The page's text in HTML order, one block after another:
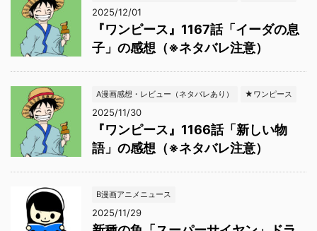
2025/12/01
『ワンピース』1167話「イーダの息
子」の感想（※ネタバレ注意）
A漫画感想・レビュー（ネタバレあり） ★ワンピース
2025/11/30
『ワンピース』1166話「新しい物
語」の感想（※ネタバレ注意）
B漫画アニメニュース
2025/11/29